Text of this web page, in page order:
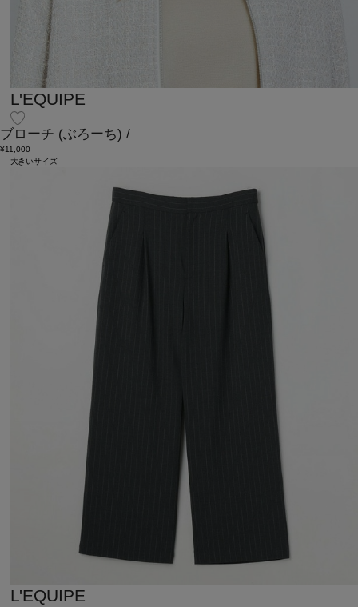
L'EQUIPE
ブローチ (ぶろーち) /
¥11,000
大きいサイズ
L'EQUIPE